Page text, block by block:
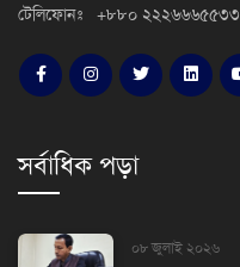
টেলিফোনঃ +৮৮০ ২২২৬৬৬৫৫৩৩
সর্বাধিক পড়া
০৮ জুলাই ২০২৬